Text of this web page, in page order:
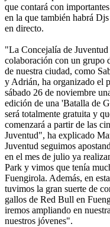
que contará con
en la que también habrá
en directo.
"La Concejalía de Juventud
colaboración con un grupo
de nuestra ciudad, como
y Adrián, ha organizado el
sábado 26 de noviembre
edición de una 'Batalla de
será totalmente gratuita y
comenzará a partir de las
Juventud", ha explicado
Juventud seguimos
en el mes de julio ya
Park y vimos que tenía
Fuengirola. Además, en
tuvimos la gran suerte de
gallos de Red Bull en
iremos ampliando en
nuestros jóvenes".